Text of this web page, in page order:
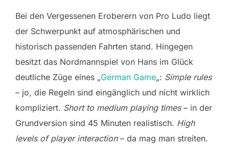
Bei den Vergessenen Eroberern von Pro Ludo liegt
der Schwerpunkt auf atmosphärischen und
historisch passenden Fahrten stand. Hingegen
besitzt das Nordmannspiel von Hans im Glück
deutliche Züge eines „German Game„: Simple rules
– jo, die Regeln sind eingänglich und nicht wirklich
kompliziert. Short to medium playing times – in der
Grundversion sind 45 Minuten realistisch. High
levels of player interaction– da mag man streiten.